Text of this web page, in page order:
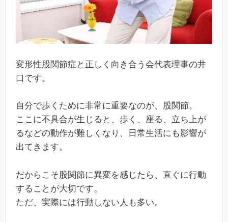
変形性股関節症と正しく向き合う会代表理事の井
口です。
自分で歩くために非常に重要なのが、股関節。
ここに不具合が生じると、歩く、座る、立ち上が
るなどの動作が難しくなり、日常生活にも影響が
出てきます。
だからこそ股関節に異変を感じたら、直ぐに行動
することが大切です。
ただ、実際には行動しない人も多い。